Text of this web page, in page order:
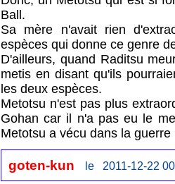
Ball.
Sa mère n'avait rien
espèces qui donne ce genre
D'ailleurs, quand Raditsu
metis en disant qu'ils
les deux espèces.
Metotsu n'est pas plus
Gohan car il n'a pas eu le
Metotsu a vécu dans la
goten-kun le 2011-12-22